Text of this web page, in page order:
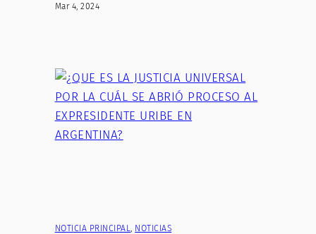
Mar 4, 2024
NOTICIA PRINCIPAL NOTICIAS